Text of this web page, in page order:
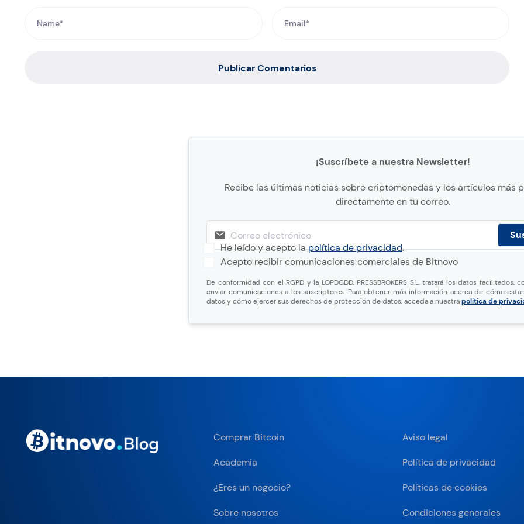
Publicar Comentarios
¡Suscríbete a nuestra Newsletter!
Recibe las últimas noticias sobre criptomonedas y los artículos más
directamente en tu correo.
He leído y acepto lapolítica de privacidad.
Acepto recibir comunicaciones comerciales de Bitnovo
De conformidad con el RGPD y la LOPDGDD, PRESSBROKERS S.L. tratará los datos facilitados,
enviar comunicaciones a los suscriptores. Para obtener más información acerca de cómo
datos y cómo ejercer sus derechos de protección de datos, acceda a nuestrapolítica de
Comprar Bitcoin
Academia
¿Eres un negocio?
Sobre nosotros
Aviso legal
Política de privacidad
Políticas de cookies
Condiciones generales